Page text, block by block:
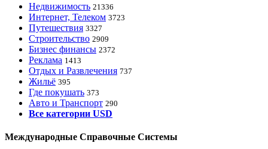
Недвижимость 21336
Интернет, Телеком 3723
Путешествия 3327
Строительство 2909
Бизнес финансы 2372
Реклама 1413
Отдых и Развлечения 737
Жильё 395
Где покушать 373
Авто и Транспорт 290
Все категории USD
Международные Справочные Системы